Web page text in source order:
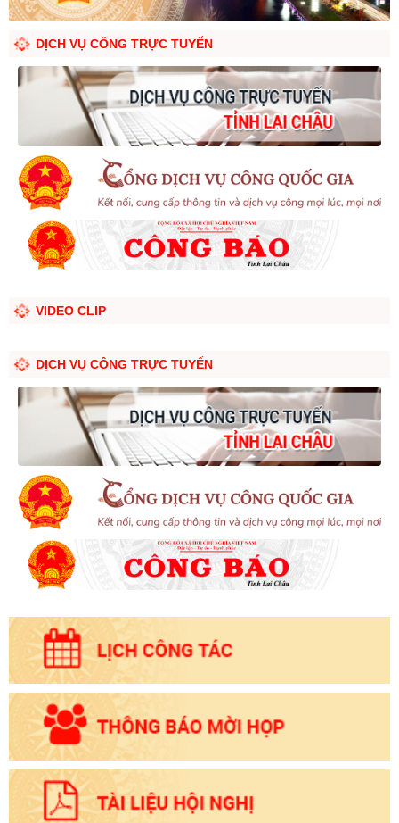
DỊCH VỤ CÔNG TRỰC TUYẾN
VIDEO CLIP
DỊCH VỤ CÔNG TRỰC TUYẾN